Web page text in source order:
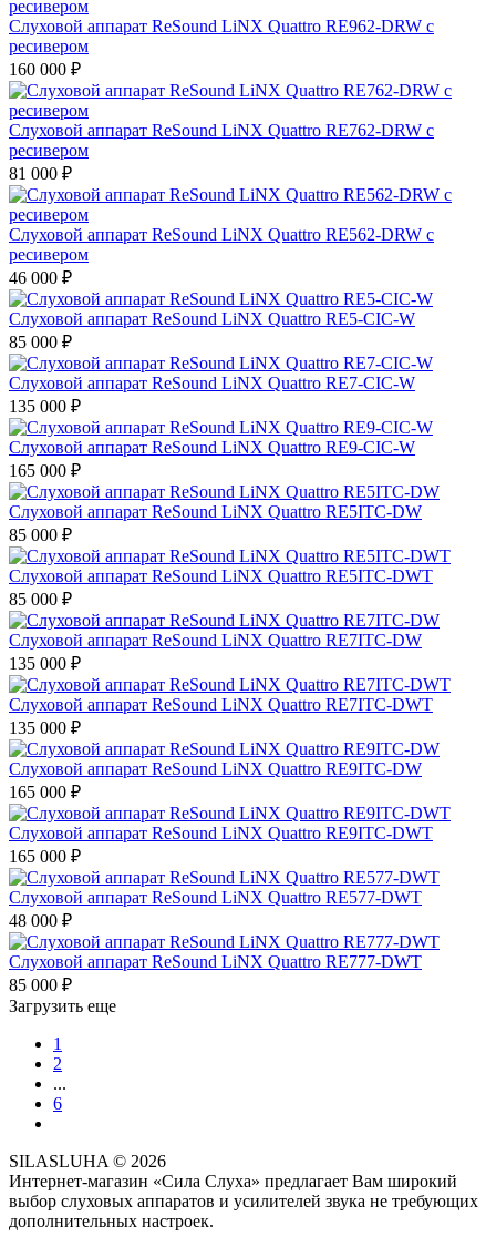
Слуховой аппарат ReSound LiNX Quattro RE962-DRW с
ресивером
160 000 ₽
Слуховой аппарат ReSound LiNX Quattro RE762-DRW с
ресивером
81 000 ₽
Слуховой аппарат ReSound LiNX Quattro RE562-DRW с
ресивером
46 000 ₽
Слуховой аппарат ReSound LiNX Quattro RE5-CIC-W
85 000 ₽
Слуховой аппарат ReSound LiNX Quattro RE7-CIC-W
135 000 ₽
Слуховой аппарат ReSound LiNX Quattro RE9-CIC-W
165 000 ₽
Слуховой аппарат ReSound LiNX Quattro RE5ITC-DW
85 000 ₽
Слуховой аппарат ReSound LiNX Quattro RE5ITC-DWT
85 000 ₽
Слуховой аппарат ReSound LiNX Quattro RE7ITC-DW
135 000 ₽
Слуховой аппарат ReSound LiNX Quattro RE7ITC-DWT
135 000 ₽
Слуховой аппарат ReSound LiNX Quattro RE9ITC-DW
165 000 ₽
Слуховой аппарат ReSound LiNX Quattro RE9ITC-DWT
165 000 ₽
Слуховой аппарат ReSound LiNX Quattro RE577-DWT
48 000 ₽
Слуховой аппарат ReSound LiNX Quattro RE777-DWT
85 000 ₽
Загрузить еще
1
2
...
6
SILASLUHA © 2026
Интернет-магазин «Сила Слуха» предлагает Вам широкий
выбор слуховых аппаратов и усилителей звука не требующих
дополнительных настроек.